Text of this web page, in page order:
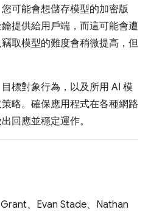
可能會想儲存模型的加密版
提供給用戶端，而這可能會遭
取模型的難度會稍微提高，但
標對象行為，以及所用 AI 模
略。確保應用程式在各種網路
回應並穩定運作。
、Evan Stade、Nathan